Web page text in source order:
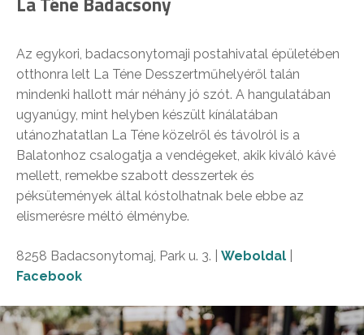
Az egykori, badacsonytomaji postahivatal épületében
otthonra lelt La Téne Desszertműhelyéről talán
mindenki hallott már néhány jó szót. A hangulatában
ugyanúgy, mint helyben készült kínálatában
utánozhatatlan La Téne közelről és távolról is a
Balatonhoz csalogatja a vendégeket, akik kiváló kávé
mellett, remekbe szabott desszertek és
péksütemények által kóstolhatnak bele ebbe az
elismerésre méltó élménybe.
8258 Badacsonytomaj, Park u. 3. | Weboldal
Facebook